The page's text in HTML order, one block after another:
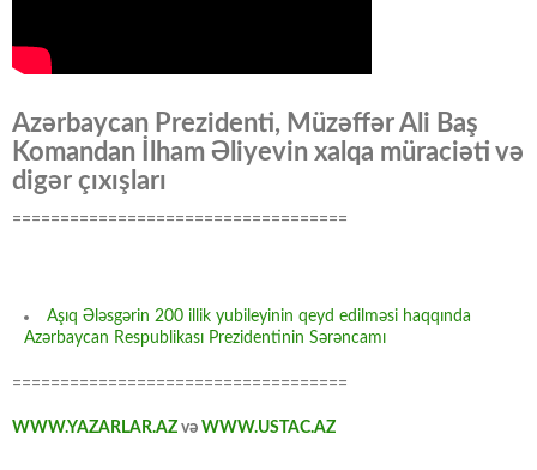
Azərbaycan Prezidenti, Müzəffər Ali Baş
Komandan İlham Əliyevin xalqa müraciəti və
digər çıxışları
===================================
Aşıq Ələsgərin 200 illik yubileyinin qeyd edilməsi haqqında
Azərbaycan Respublikası Prezidentinin Sərəncamı
===================================
WWW.YAZARLAR.AZ və WWW.USTAC.AZ